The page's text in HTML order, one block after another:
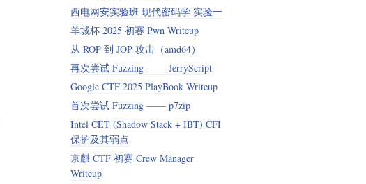
西电网安实验班 现代密码学 实验一
羊城杯 2025 初赛 Pwn Writeup
从 ROP 到 JOP 攻击（amd64）
再次尝试 Fuzzing —— JerryScript
Google CTF 2025 PlayBook Writeup
首次尝试 Fuzzing —— p7zip
Intel CET (Shadow Stack + IBT) CFI
保护及其弱点
京麒 CTF 初赛 Crew Manager
Writeup